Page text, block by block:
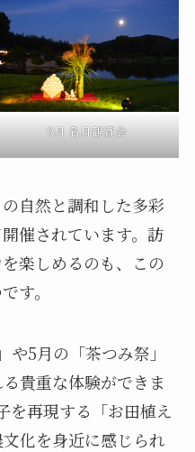
9月 名月観賞会
自然と調和した多彩
催されています。訪
楽しめるのも、この
す。
5月の「茶つみ祭」
貴重な体験ができま
を再現する「お田植え
化を身近に感じられ